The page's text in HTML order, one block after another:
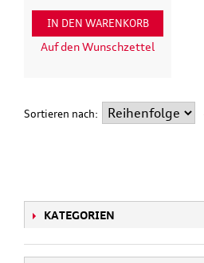
IN DEN WARENKORB
Auf den Wunschzettel
Sortieren nach
KATEGORIEN